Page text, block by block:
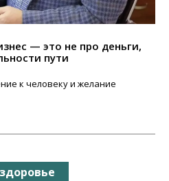
— это не про деньги,
пути
к человеку и желание